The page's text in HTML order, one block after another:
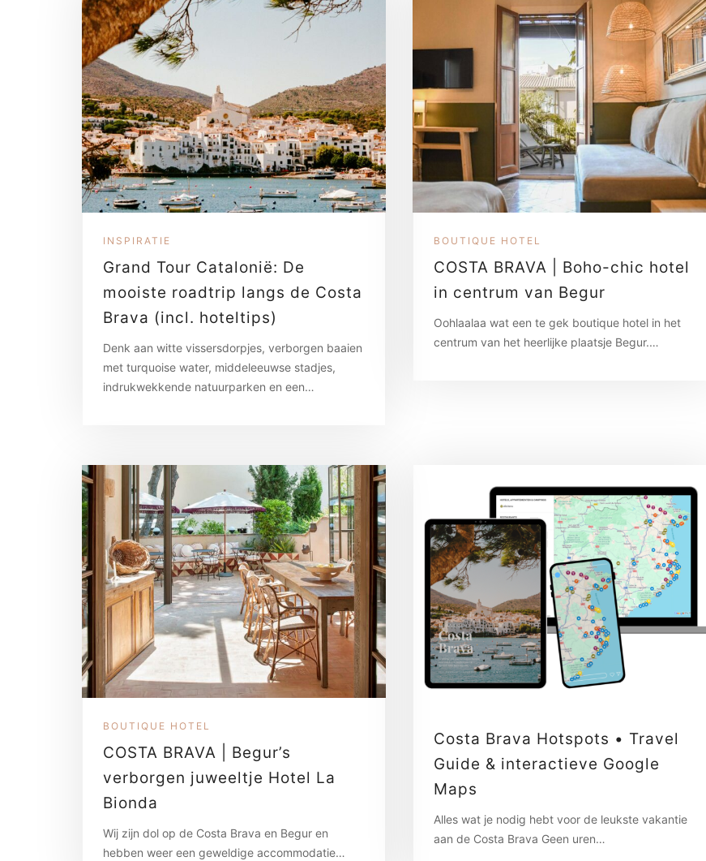
INSPIRATIE
Grand Tour Catalonië: De
mooiste roadtrip langs de Costa
Brava (incl. hoteltips)
Denk aan witte vissersdorpjes, verborgen baaien
met turquoise water, middeleeuwse stadjes,
indrukwekkende natuurparken en een…
BOUTIQUE HOTEL
COSTA BRAVA | Boho-chic hotel
in centrum van Begur
Oohlaalaa wat een te gek boutique hotel in het
centrum van het heerlijke plaatsje Begur.…
BOUTIQUE HOTEL
COSTA BRAVA | Begur’s
verborgen juweeltje Hotel La
Bionda
Wij zijn dol op de Costa Brava en Begur en
hebben weer een geweldige accommodatie…
Costa Brava Hotspots • Travel
Guide & interactieve Google
Maps
Alles wat je nodig hebt voor de leukste vakantie
aan de Costa Brava Geen uren…